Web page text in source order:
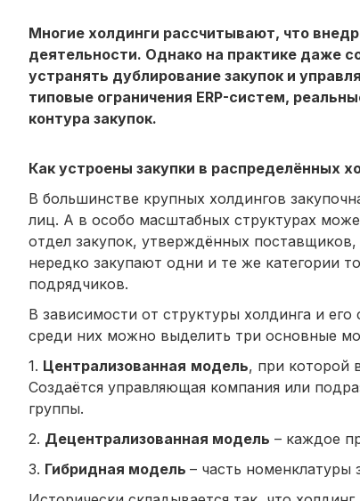
Многие холдинги рассчитывают, что
деятельности. Однако на практике даже
устранять дублирование закупок и
типовые ограничения ERP-систем,
контура закупок.
Как устроены закупки в распределённых
В большинстве крупных холдингов
лиц. А в особо масштабных структурах
отдел закупок, утверждённых
нередко закупают одни и те же категории
подрядчиков.
В зависимости от структуры холдинга и
среди них можно выделить три основные
1. Централизованная модель, при которой
Создаётся управляющая компания или
группы.
2. Децентрализованная модель – каждое
3. Гибридная модель – часть номенклатуры